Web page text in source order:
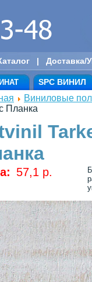
| Доставка/
SPC ВИНИЛ
Виниловые
Планка
57,1 p.